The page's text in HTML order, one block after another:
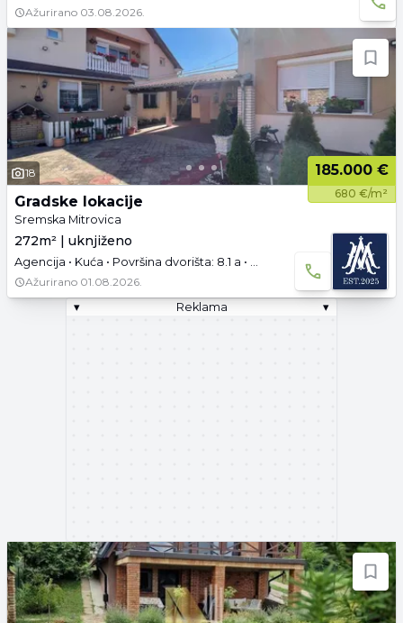
Ažurirano 03.08.2026.
18 185.000 €
680 €/m²
Gradske lokacije
Sremska Mitrovica
272m² | uknjiženo
Agencija • Kuća • Površina dvorišta: 8.1 a • Uknjižen • Polunamešteno • Podrum • Garaža i parking
Ažurirano 01.08.2026.
▾
Reklama ▾